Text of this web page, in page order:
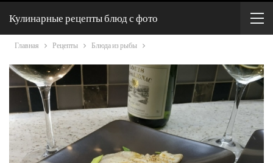
Кулинарные рецепты блюд с фото
Главная Рецепты Блюда из рыбы